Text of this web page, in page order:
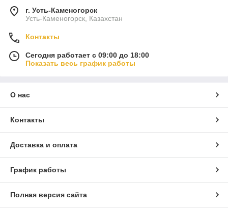
г. Усть-Каменогорск
Усть-Каменогорск, Казахстан
Контакты
Сегодня работает с 09:00 до 18:00
Показать весь график работы
О нас
Контакты
Доставка и оплата
График работы
Полная версия сайта